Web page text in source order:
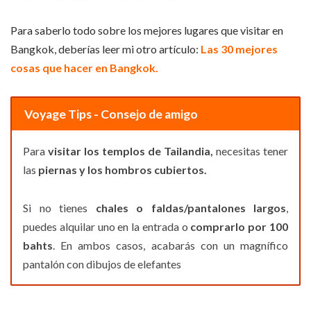
Para saberlo todo sobre los mejores lugares que visitar en
Bangkok, deberías leer mi otro artículo: Las 30 mejores
cosas que hacer en Bangkok.
Voyage Tips - Consejo de amigo
Para visitar los templos de Tailandia, necesitas tener
las piernas y los hombros cubiertos.
Si no tienes chales o faldas/pantalones largos
puedes alquilar uno en la entrada o comprarlo por 100
bahts . En ambos casos, acabarás con un magnífico
pantalón con dibujos de elefantes